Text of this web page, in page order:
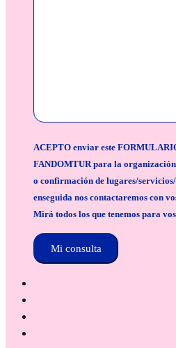
ACEPTO enviar este
FANDOMTUR para la
o confirmación de lugares/
enseguida nos contactaremos con
Mirá todos los que tenemos para